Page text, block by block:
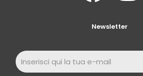
Newsletter